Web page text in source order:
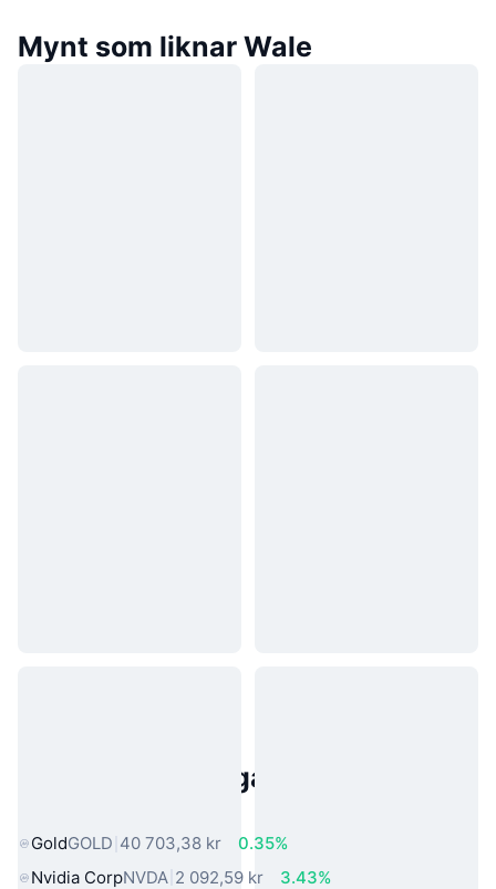
Mynt som liknar Wale
Populära tillgångar från den
GoldGOLD 40 703,38 kr
0.35%
Nvidia CorpNVDA 2 092,59 kr
3.43%